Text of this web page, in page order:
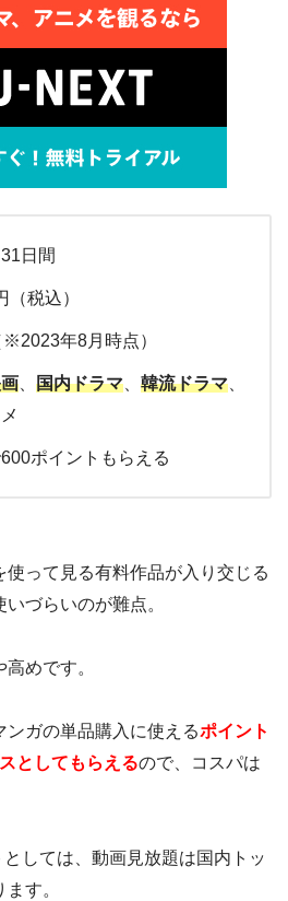
日間
（税込）
年8月時点）
国内ドラマ 韓流ドラマ
ポイントもらえる
使って見る有料作品が入り交じる
づらいのが難点。
めです。
ガの単品購入に使えるポイント
としてもらえるので、コスパは
としては、動画見放題は国内トッ
す。